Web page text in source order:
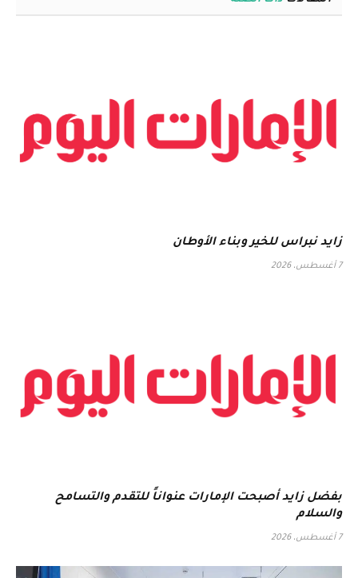
زايد نبراس للخير وبناء الأوطان
7 أغسطس، 2026
بفضل زايد أصبحت الإمارات عنواناً للتقدم والتسامح
والسلام
7 أغسطس، 2026